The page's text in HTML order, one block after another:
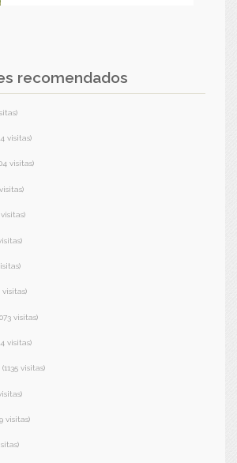
recomendados
visitas)
visitas)
visitas)
visitas)
visitas)
visitas)
(1135 visitas)
visitas)